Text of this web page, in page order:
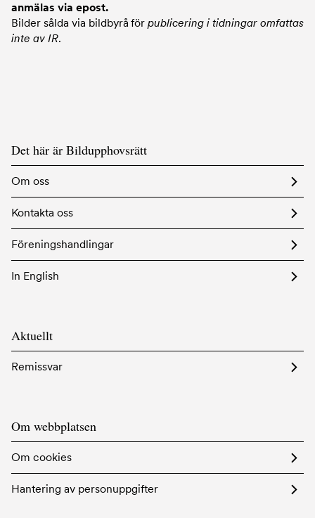
anmälas via epost.
Bilder sålda via bildbyrå förpublicering i tidningar omfattas
inte av IR.
Det här är Bildupphovsrätt
Om oss
Kontakta oss
Föreningshandlingar
In English
Aktuellt
Remissvar
Om webbplatsen
Om cookies
Hantering av personuppgifter